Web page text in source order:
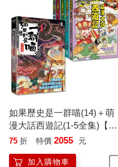
如果歷史是一群喵(14)＋萌
漫大話西遊記(1-5全集)【共6
冊套書】
75 折 特價 2055 元
加入購物車